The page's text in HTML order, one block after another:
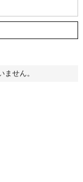
せん。